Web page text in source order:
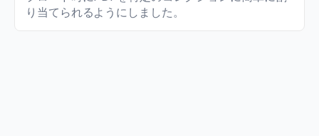
り当てられるようにしました。